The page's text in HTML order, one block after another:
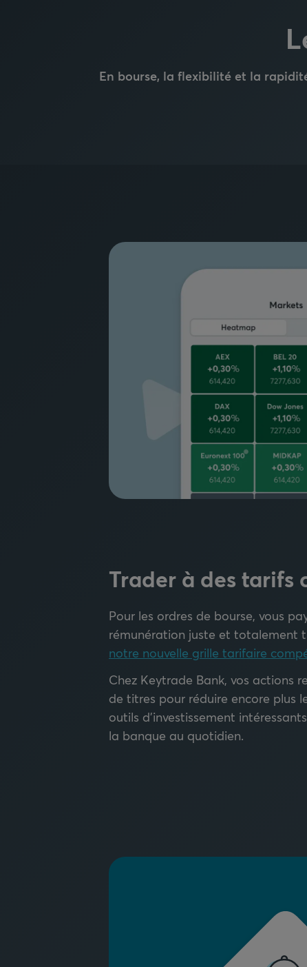
En bourse, la flexibilité et la
Trader à des tarifs
Pour les ordres de bourse, vous
rémunération juste et totalement
notre nouvelle grille tarifaire
Chez Keytrade Bank, vos actions
de titres pour réduire encore plus
outils d'investissement
la banque au quotidien.